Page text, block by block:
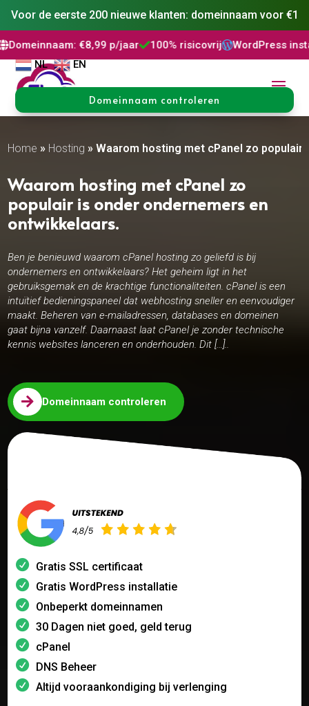
Voor de eerste 200 nieuwe klanten: domeinnaam voor €1
€8,99 p/jaar 100% risicovrijWordPress installatie
NL
EN
Domeinnaam controleren
Home » Hosting »Waarom hosting met cPanel zo
Waarom hosting met cPanel zo
populair is onder ondernemers en
ontwikkelaars.​
Ben je benieuwd waarom cPanel hosting zo geliefd is bij
ondernemers en ontwikkelaars? Het geheim ligt in het
gebruiksgemak en de krachtige functionaliteiten. cPanel is een
intuïtief bedieningspaneel dat webhosting sneller en eenvoudiger
maakt. Beheren van e-mailadressen, databases en domeinen
gaat bijna vanzelf. Daarnaast laat cPanel je zonder technische
kennis websites lanceren en onderhouden. Dit […]..
 Domeinnaam controleren
Gratis SSL certificaat
Gratis WordPress installatie
Onbeperkt domeinnamen
30 Dagen niet goed, geld terug
cPanel
DNS Beheer
Altijd vooraankondiging bij verlenging